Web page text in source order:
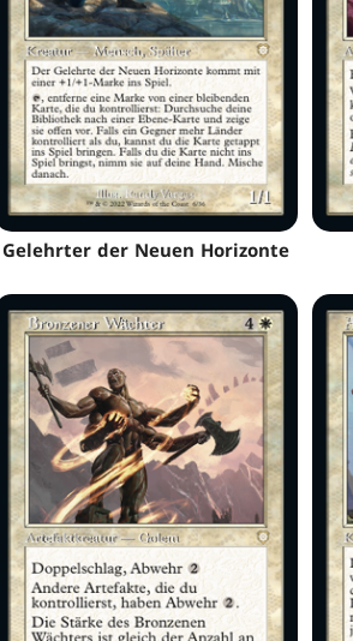
Gelehrter der Neuen Horizonte